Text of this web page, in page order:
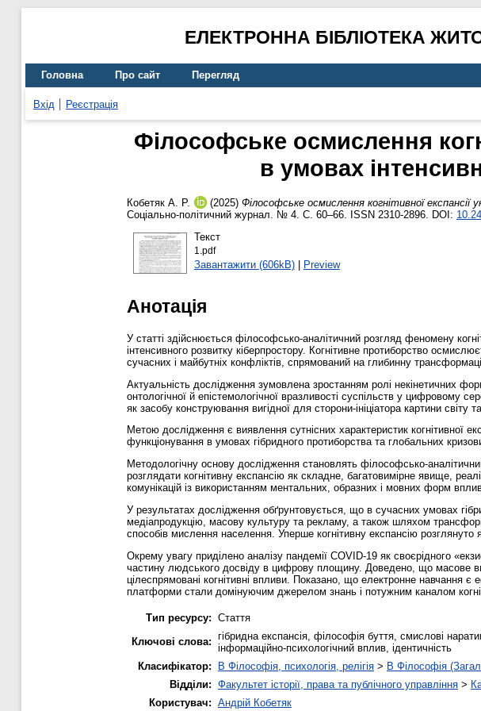
ЕЛЕКТРОННА БІБЛІОТЕКА
Головна Про сайт Перегляд
Вхід Реєстрація
Філософське осмислення
в умовах
Кобетяк А. Р. (2025) Філософське осмислення когнітивної експансії
Соціально-політичний журнал. № 4. С. 60–66. ISSN 2310-2896. DOI:
Текст
1.pdf
Завантажити (606kB)| Preview
Анотація
У статті здійснюється філософсько-аналітичний розгляд феномену
інтенсивного розвитку кіберпростору. Когнітивне протиборство
сучасних і майбутніх конфліктів, спрямований на глибинну
Актуальність дослідження зумовлена зростанням ролі некінетичних
онтологічної й епістемологічної вразливості суспільств у цифровому
як засобу конструювання вигідної для сторони-ініціатора картини світу
Метою дослідження є виявлення сутнісних характеристик когнітивної
функціонування в умовах гібридного протиборства та глобальних
Методологічну основу дослідження становлять філософсько-
розглядати когнітивну експансію як складне, багатовимірне явище,
комунікацій із використанням ментальних, образних і мовних форм
У результатах дослідження обґрунтовується, що в сучасних умовах
медіапродукцію, масову культуру та рекламу, а також шляхом
способів мислення населення. Уперше когнітивну експансію
Окрему увагу приділено аналізу пандемії COVID-19 як своєрідного
частину людського досвіду в цифрову площину. Доведено, що масове
цілеспрямовані когнітивні впливи. Показано, що електронне навчання
платформи стали домінуючим джерелом знань і потужним каналом
Тип ресурсу: Стаття
Ключові слова: гібридна експансія, філософія буття, смислові
інформаційно-психологічний вплив, ідентичність
Класифікатор:
B Філософія, психологія, релігія > B Філософія
Відділи: Факультет історії, права та публічного управління >
Користувач: Андрій Кобетяк